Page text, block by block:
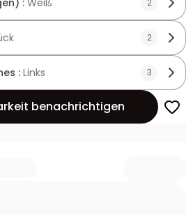
: Weiß 2
2
: Links 3
benachrichtigen